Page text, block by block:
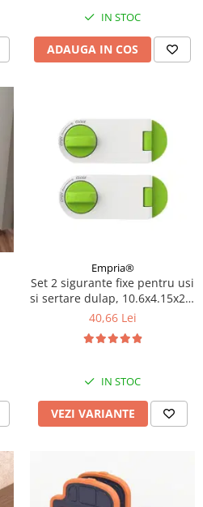
IN STOC
ADAUGA IN COS
Empria®
Set 2 sigurante fixe pentru usi
si sertare dulap, 10.6x4.15x2.2
cm, Diverse culori
40,66 Lei
IN STOC
VEZI VARIANTE